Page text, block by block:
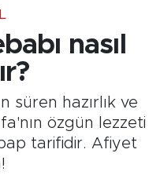
nasıl
süren hazırlık ve
özgün lezzeti
tarifidir. Afiyet
Haritası
ve Fikstür